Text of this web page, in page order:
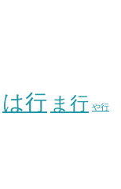
は行 ま行 や行